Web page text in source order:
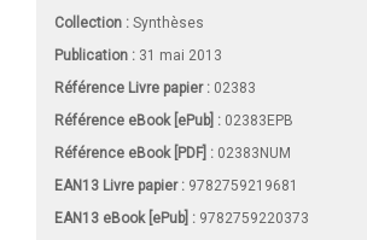
Collection : Synthèses
Publication : 31 mai 2013
Référence Livre papier : 02383
Référence eBook [ePub] : 02383EPB
Référence eBook [PDF] : 02383NUM
EAN13 Livre papier : 9782759219681
EAN13 eBook [ePub] : 9782759220373